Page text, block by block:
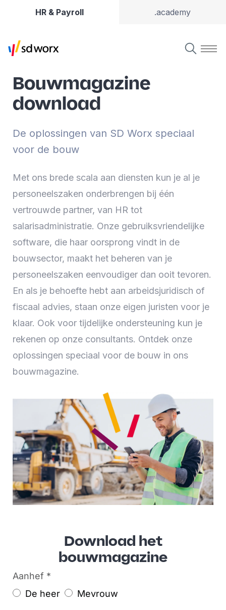
HR & Payroll .academy
Bouwmagazine
download
De oplossingen van SD Worx speciaal
voor de bouw
Met ons brede scala aan diensten kun je al je
personeelszaken onderbrengen bij één
vertrouwde partner, van HR tot
salarisadministratie. Onze gebruiksvriendelijke
software, die haar oorsprong vindt in de
bouwsector, maakt het beheren van je
personeelszaken eenvoudiger dan ooit tevoren.
En als je behoefte hebt aan arbeidsjuridisch of
fiscaal advies, staan onze eigen juristen voor je
klaar. Ook voor tijdelijke ondersteuning kun je
rekenen op onze consultants. Ontdek onze
oplossingen speciaal voor de bouw in ons
bouwmagazine.
Download het
bouwmagazine